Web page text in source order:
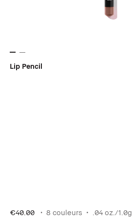
Lip Pencil
€40.00 8 couleurs .04 oz./1.0g